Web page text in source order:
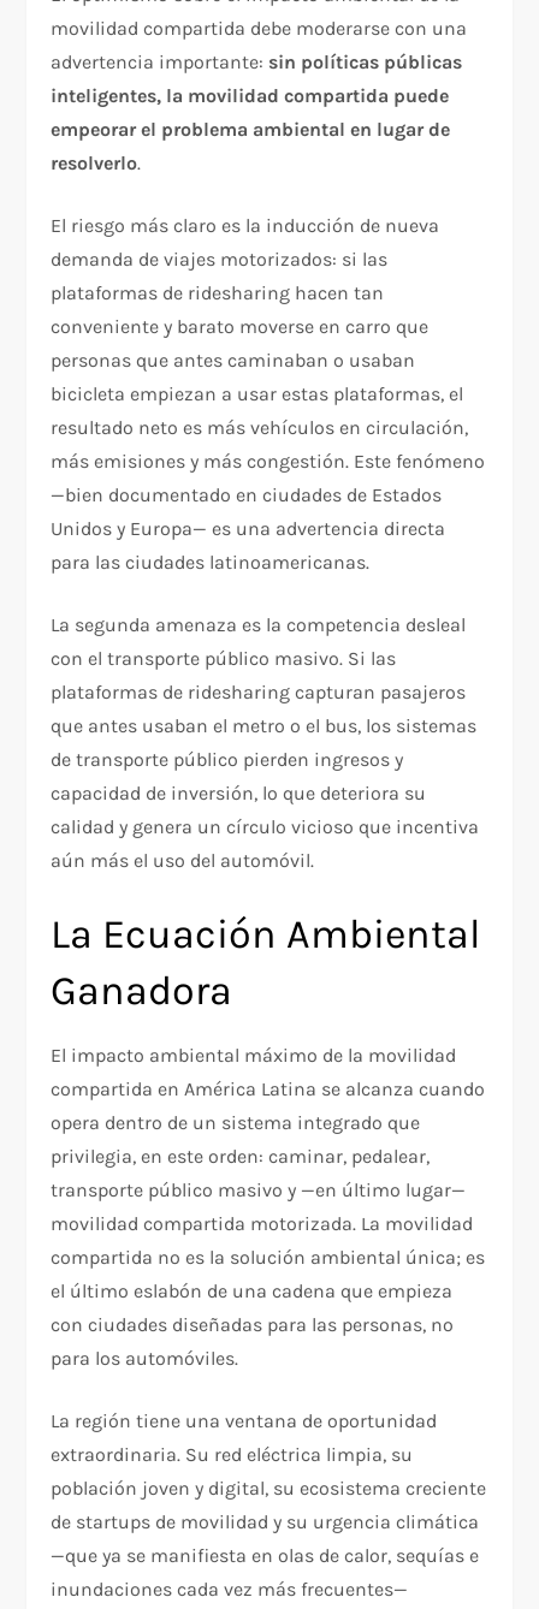
movilidad compartida debe moderarse con una
advertencia importante: sin políticas públicas
inteligentes, la movilidad compartida puede
empeorar el problema ambiental en lugar de
resolverlo.
El riesgo más claro es la inducción de nueva
demanda de viajes motorizados: si las
plataformas de ridesharing hacen tan
conveniente y barato moverse en carro que
personas que antes caminaban o usaban
bicicleta empiezan a usar estas plataformas, el
resultado neto es más vehículos en circulación,
más emisiones y más congestión. Este fenómeno
—bien documentado en ciudades de Estados
Unidos y Europa— es una advertencia directa
para las ciudades latinoamericanas.
La segunda amenaza es la competencia desleal
con el transporte público masivo. Si las
plataformas de ridesharing capturan pasajeros
que antes usaban el metro o el bus, los sistemas
de transporte público pierden ingresos y
capacidad de inversión, lo que deteriora su
calidad y genera un círculo vicioso que incentiva
aún más el uso del automóvil.
La Ecuación Ambiental
Ganadora
El impacto ambiental máximo de la movilidad
compartida en América Latina se alcanza cuando
opera dentro de un sistema integrado que
privilegia, en este orden: caminar, pedalear,
transporte público masivo y —en último lugar—
movilidad compartida motorizada. La movilidad
compartida no es la solución ambiental única; es
el último eslabón de una cadena que empieza
con ciudades diseñadas para las personas, no
para los automóviles.
La región tiene una ventana de oportunidad
extraordinaria. Su red eléctrica limpia, su
población joven y digital, su ecosistema creciente
de startups de movilidad y su urgencia climática
—que ya se manifiesta en olas de calor, sequías e
inundaciones cada vez más frecuentes—